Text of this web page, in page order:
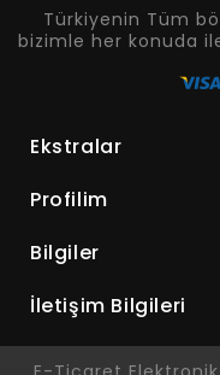
Türkiyenin Tüm
bizimle her konuda
Ekstralar
Profilim
Bilgiler
İletişim Bilgileri